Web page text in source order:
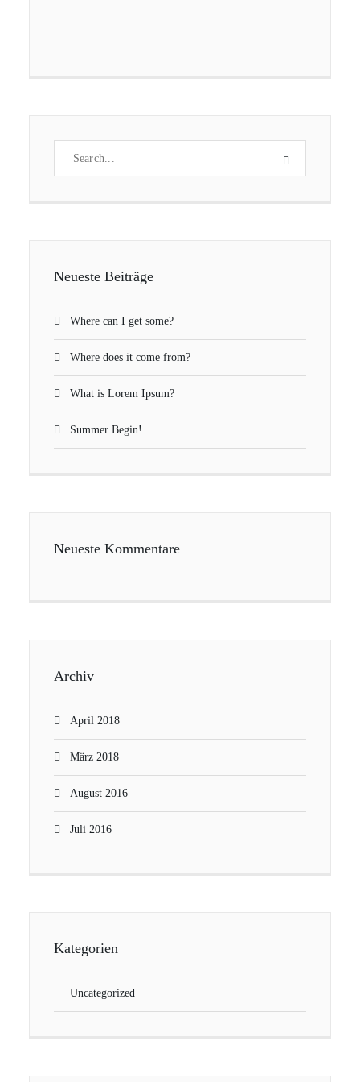
Neueste Beiträge
Where can I get some?
Where does it come from?
What is Lorem Ipsum?
Summer Begin!
Neueste Kommentare
Archiv
April 2018
März 2018
August 2016
Juli 2016
Kategorien
Uncategorized